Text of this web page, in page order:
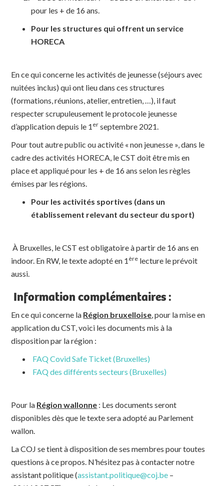
pour les + de 16 ans.
Pour les structures qui offrent un service
HORECA
En ce qui concerne les activités de jeunesse (séjours avec
nuitées inclus) qui ont lieu dans ces structures
(formations, réunions, atelier, entretien, …), il faut
respecter scrupuleusement le protocole jeunesse
d’application depuis le 1 er septembre 2021.
Pour tout autre public ou activité « non jeunesse », dans le
cadre des activités HORECA, le CST doit être mis en
place et appliqué pour les + de 16 ans selon les règles
émises par les régions.
Pour les activités sportives (dans un
établissement relevant du secteur du sport)
À Bruxelles, le CST est obligatoire à partir de 16 ans en
indoor. En RW, le texte adopté en 1 ère lecture le prévoit
aussi.
Information complémentaires :
En ce qui concerne la Région bruxelloise, pour la mise en
application du CST, voici les documents mis à la
disposition par la région :
FAQ Covid Safe Ticket (Bruxelles)
FAQ des différents secteurs (Bruxelles)
Pour la Région wallonne : Les documents seront
disponibles dès que le texte sera adopté au Parlement
wallon.
La COJ se tient à disposition de ses membres pour toutes
questions à ce propos. N’hésitez pas à contacter notre
assistant politique (assistant.politique@coj.be –